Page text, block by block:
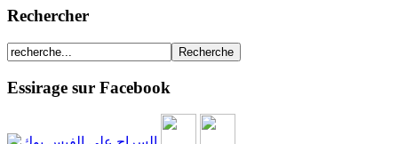
Rechercher
Essirage sur Facebook